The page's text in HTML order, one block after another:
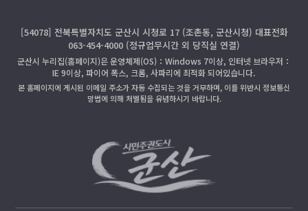
[54078] 전북특별자치도 군산시 시청로 17 (조촌동, 군산시청) 대표전화
063-454-4000 (정규업무시간 외 당직실 연결)
군산시 누리집(홈페이지)은 운영체제(OS)：Windows 7이상, 인터넷 브라우저：
IE 9이상, 파이어 폭스, 크롬, 사파리에 최적화 되어있습니다.
본 홈페이지에 게시된 이메일 주소가 자동 수집되는 것을 거부하며, 이를 위반시 정보통신
망법에 의해 처벌됨을 유념하시기 바랍니다.